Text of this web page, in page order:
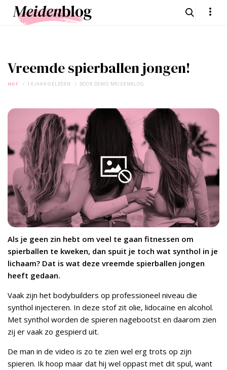
Vreemde spierballen jongen!
HOT 14 JAAR GELEDEN DOOR DEMO MEIDENBLOG
Als je geen zin hebt om veel te gaan fitnessen om
spierballen te kweken, dan spuit je toch wat synthol in je
lichaam? Dat is wat deze vreemde spierballen jongen
heeft gedaan.
Vaak zijn het bodybuilders op professioneel niveau die
synthol injecteren. In deze stof zit olie, lidocaïne en alcohol.
Met synthol worden de spieren nagebootst en daarom zien
zij er vaak zo gespierd uit.
De man in de video is zo te zien wel erg trots op zijn
spieren. Ik hoop maar dat hij wel oppast met dit spul, want